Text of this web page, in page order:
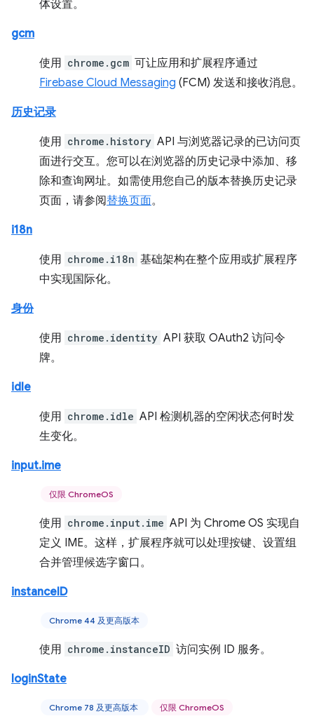
体设置。
gcm
使用 chrome.gcm 可让应用和扩展程序通过
Firebase Cloud Messaging (FCM) 发送和接收消息。
历史记录
使用 chrome.history API 与浏览器记录的已访问页
面进行交互。您可以在浏览器的历史记录中添加、移
除和查询网址。如需使用您自己的版本替换历史记录
页面，请参阅替换页面。
i18n
使用 chrome.i18n 基础架构在整个应用或扩展程序
中实现国际化。
身份
使用 chrome.identity API 获取 OAuth2 访问令
牌。
idle
使用 chrome.idle API 检测机器的空闲状态何时发
生变化。
input.ime
仅限 ChromeOS
使用 chrome.input.ime API 为 Chrome OS 实现自
定义 IME。这样，扩展程序就可以处理按键、设置组
合并管理候选字窗口。
instanceID
Chrome 44 及更高版本
使用 chrome.instanceID 访问实例 ID 服务。
loginState
Chrome 78 及更高版本 仅限 ChromeOS